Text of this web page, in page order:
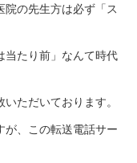
の先生方は必ず「ス
当たり前」なんて時代
ただいております。
、この転送電話サー